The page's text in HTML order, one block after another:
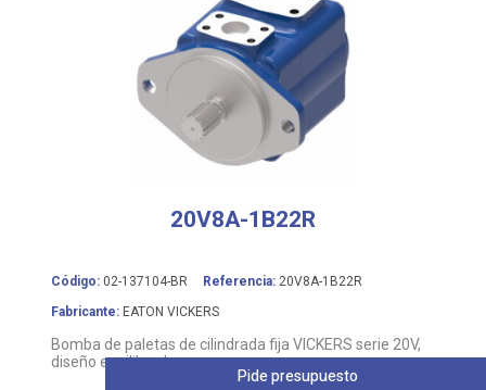
20V8A-1B22R
Código: 02-137104-BR Referencia: 20V8A-1B22R
Fabricante: EATON VICKERS
Bomba de paletas de cilindrada fija VICKERS serie 20V,
diseño equilibrado
Pide presupuesto